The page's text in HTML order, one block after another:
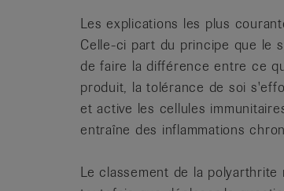
Les explications les plus
Celle-ci part du principe que le
de faire la différence entre ce
produit, la tolérance de soi
et active les cellules
entraîne des inflammations
Le classement de la